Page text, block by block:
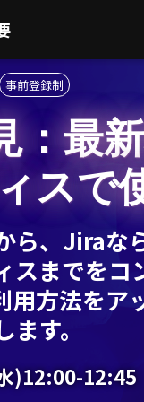
事前登録制
：最
スで
ら、Jiraな
スまでをコ
方法をア
す。
)12:00-12:45